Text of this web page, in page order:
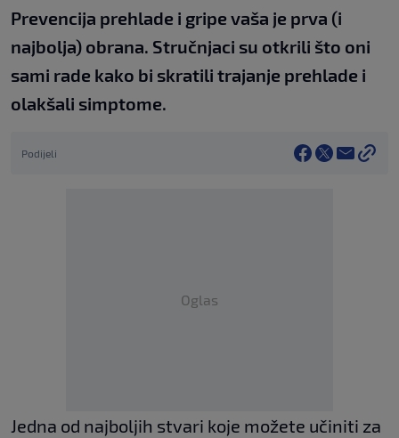
Prevencija prehlade i gripe vaša je prva (i
najbolja) obrana. Stručnjaci su otkrili što oni
sami rade kako bi skratili trajanje prehlade i
olakšali simptome.
Podijeli
Oglas
Jedna od najboljih stvari koje možete učiniti za